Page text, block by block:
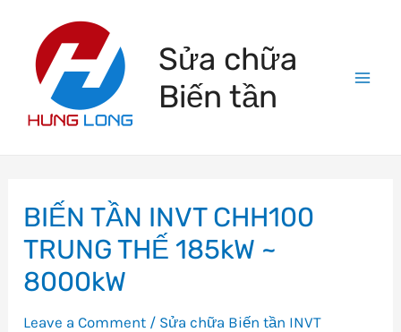
content
Sửa chữa
Biến tần
BIẾN TẦN INVT CHH100
TRUNG THẾ 185kW ~
8000kW
Leave a Comment / Sửa chữa Biến tần INVT